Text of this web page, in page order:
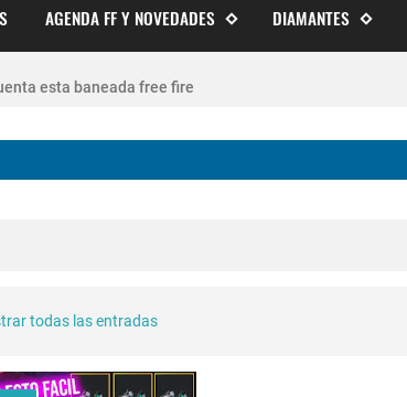
AGENDA FF Y NOVEDADES DIAMANTES
de cuentas de Free Fire actualizado 2026
esta baneada free fire
todas las entradas